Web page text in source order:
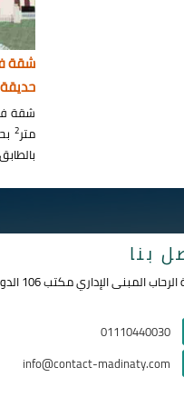
شقة
حديقة
شقة
متر2
بنا
مدينة
01110440030
info@contact-madinaty.com